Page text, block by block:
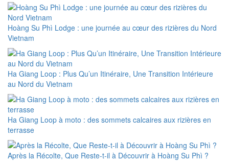
Hoàng Su Phì Lodge : une journée au cœur des rizières du Nord
Vietnam
Ha Giang Loop : Plus Qu’un Itinéraire, Une Transition Intérieure
au Nord du Vietnam
Ha Giang Loop à moto : des sommets calcaires aux rizières en
terrasse
Après la Récolte, Que Reste-t-il à Découvrir à Hoàng Su Phì ?